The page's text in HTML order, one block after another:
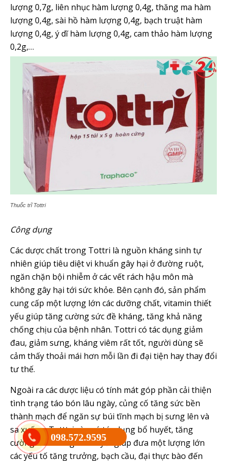
lượng 0,7g, liên nhục hàm lượng 0,4g, thăng ma hàm
lượng 0,4g, sài hồ hàm lượng 0,4g, bạch truật hàm
lượng 0,4g, ý dĩ hàm lượng 0,4g, cam thảo hàm lượng
0,2g,…
Thuốc trĩ Tottri
Công dụng
Các dược chất trong Tottri là nguồn kháng sinh tự
nhiên giúp tiêu diệt vi khuẩn gây hại ở đường ruột,
ngăn chặn bội nhiễm ở các vết rách hậu môn mà
không gây hại tới sức khỏe. Bên cạnh đó, sản phẩm
cung cấp một lượng lớn các dưỡng chất, vitamin thiết
yếu giúp tăng cường sức đề kháng, tăng khả năng
chống chịu của bệnh nhân. Tottri có tác dụng giảm
đau, giảm sưng, kháng viêm rất tốt, người dùng sẽ
cảm thấy thoải mái hơn mỗi lần đi đại tiện hay thay đổi
tư thế.
Ngoài ra các dược liệu có tính mát góp phần cải thiện
tình trạng táo bón lâu ngày, củng cố tăng sức bền
thành mạch để ngăn sự búi tĩnh mạch bị sưng lên và
sa xuống. Totttri còn có tác dụng bổ huyết, tăng
cường lưu thông khí huyết giúp đưa một lượng lớn
các yếu tố tăng trưởng, bạch cầu, đại thực bào đến
098.572.9595